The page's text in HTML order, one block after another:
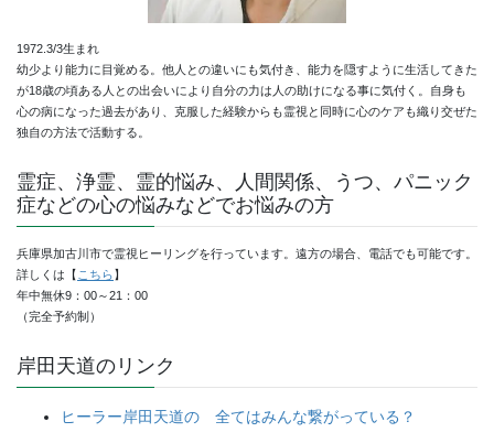
1972.3/3生まれ
幼少より能力に目覚める。他人との違いにも気付き、能力を隠すように生活してきた
が18歳の頃ある人との出会いにより自分の力は人の助けになる事に気付く。自身も
心の病になった過去があり、克服した経験からも霊視と同時に心のケアも織り交ぜた
独自の方法で活動する。
霊症、浄霊、霊的悩み、人間関係、うつ、パニック
症などの心の悩みなどでお悩みの方
兵庫県加古川市で霊視ヒーリングを行っています。遠方の場合、電話でも可能です。
詳しくは【 こちら】
年中無休9：00～21：00
（完全予約制）
岸田天道のリンク
ヒーラー岸田天道の 全てはみんな繋がっている？